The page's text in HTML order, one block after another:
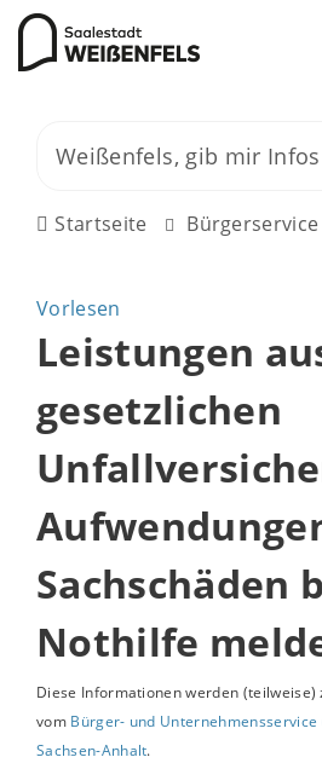
Startseite Bürgerservice
Vorlesen
Leistungen
gesetzlichen
Sachschäden
Nothilfe
Diese Informationen werden
vom Bürger- und Unternehmensservice
Sachsen-Anhalt.